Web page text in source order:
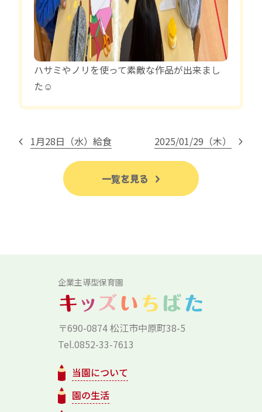
ハサミやノリを使って素敵な作品が出来まし
た☺️
1月28日（水）給食 2025/01/29（木）
一覧を見る
企業主導型保育園
〒690-0874 松江市中原町38-5
Tel.0852-33-7613
当園について
園の生活